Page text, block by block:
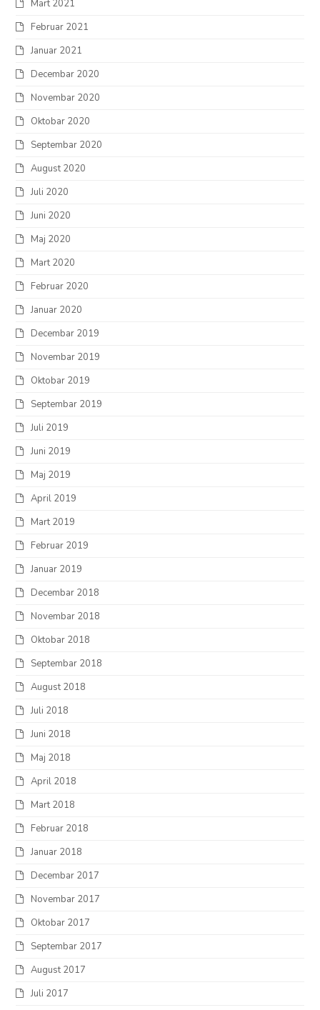
Mart 2021
Februar 2021
Januar 2021
Decembar 2020
Novembar 2020
Oktobar 2020
Septembar 2020
August 2020
Juli 2020
Juni 2020
Maj 2020
Mart 2020
Februar 2020
Januar 2020
Decembar 2019
Novembar 2019
Oktobar 2019
Septembar 2019
Juli 2019
Juni 2019
Maj 2019
April 2019
Mart 2019
Februar 2019
Januar 2019
Decembar 2018
Novembar 2018
Oktobar 2018
Septembar 2018
August 2018
Juli 2018
Juni 2018
Maj 2018
April 2018
Mart 2018
Februar 2018
Januar 2018
Decembar 2017
Novembar 2017
Oktobar 2017
Septembar 2017
August 2017
Juli 2017